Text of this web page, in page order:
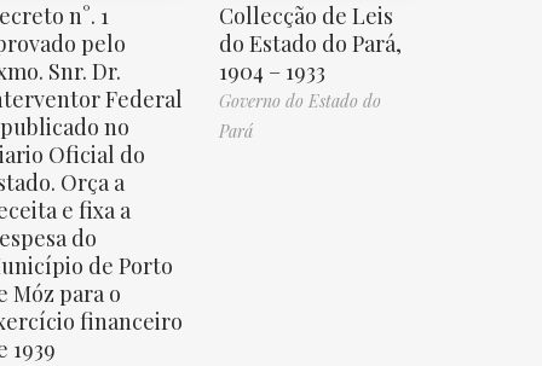
n°. 1
pelo
Snr. Dr.
Federal
no
Oficial do
Orça a
e fixa a
do
de Porto
Móz para o
financeiro
1939
Collecção de Leis
do Estado do Pará,
1904 – 1933
Governo do Estado do
Pará